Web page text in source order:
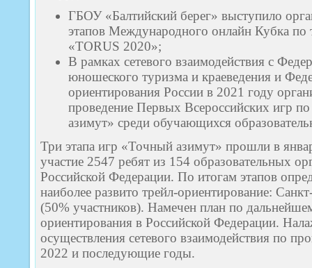
ГБОУ «Балтийский берег» выступило
этапов Международного онлайн Кубка по
«TORUS 2020»;
В рамках сетевого взаимодействия с
юношеского туризма и краеведения и
ориентирования России в 2021 году
проведение Первых Всероссийских игр
азимут» среди обучающихся
Три этапа игр «Точный азимут» прошли в
участие 2547 ребят из 154 образовательных
Российской Федерации. По итогам этапов
наиболее развито трейл-ориентирование:
(50% участников). Намечен план по
ориентирования в Российской Федерации.
осуществления сетевого взаимодействия по
2022 и последующие годы.